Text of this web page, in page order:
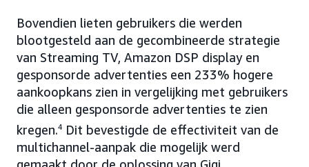
Bovendien lieten gebruikers die werden
blootgesteld aan de gecombineerde strategie
van Streaming TV, Amazon DSP display en
gesponsorde advertenties een 233% hogere
aankoopkans zien in vergelijking met gebruikers
die alleen gesponsorde advertenties te zien
kregen.4 Dit bevestigde de effectiviteit van de
multichannel-aanpak die mogelijk werd